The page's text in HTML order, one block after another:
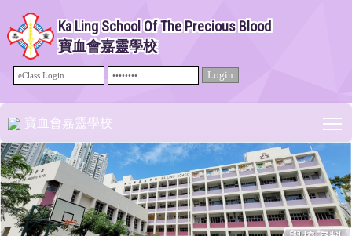
Ka Ling School Of The Precious Blood
寶血會嘉靈學校
寶血會嘉靈學校